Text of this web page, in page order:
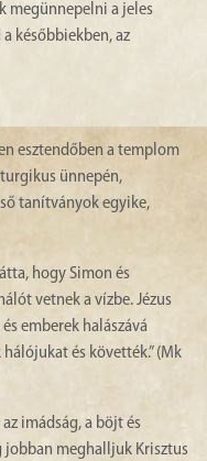
megünnepelni a jeles
későbbiekben, az
esztendőben a templom
ünnepén,
tanítványok egyike,
hogy Simon és
vetnek a vízbe. Jézus
emberek halászává
és követték.” (Mk
imádság, a böjt és
jobban meghalljuk Krisztus